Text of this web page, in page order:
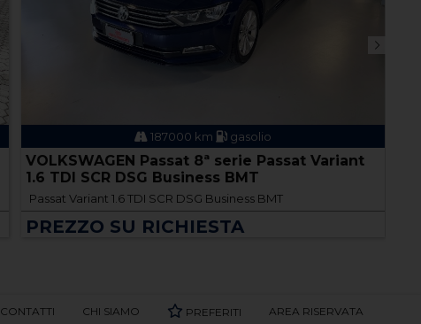
187000 km gasolio
VOLKSWAGEN Passat 8ª serie Passat Variant
1.6 TDI SCR DSG Business BMT
Passat Variant 1.6 TDI SCR DSG Business BMT
PREZZO SU RICHIESTA
CONTATTI CHI SIAMO PREFERITI AREA RISERVATA